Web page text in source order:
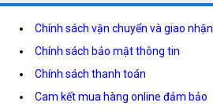
Chính sách vận chuyển và giao nhận
Chính sách bảo mật thông tin
Chính sách thanh toán
Cam kết mua hàng online đảm bảo